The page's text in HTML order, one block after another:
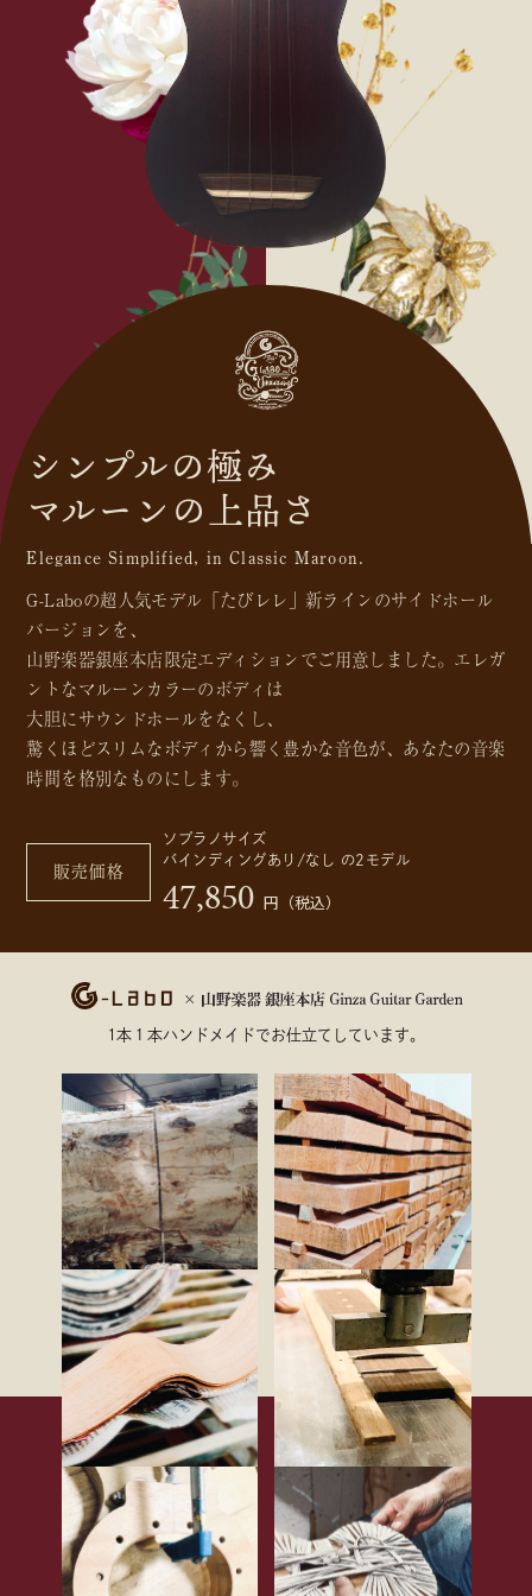
シンプルの極み
マルーンの上品さ
Elegance Simplified, in Classic Maroon.
G-Laboの超人気モデル「たびレレ」新ラインのサイドホール
バージョンを、
山野楽器銀座本店限定エディションでご用意しました。エレガ
ントなマルーンカラーのボディは
大胆にサウンドホールをなくし、
驚くほどスリムなボディから響く豊かな音色が、あなたの音楽
時間を格別なものにします。
販売価格
ソプラノサイズ
バインディングあり/なし の2モデル
47,850 円（税込）
1本１本ハンドメイドでお仕立てしています。